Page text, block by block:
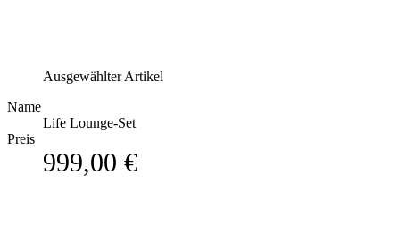
Ausgewählter Artikel
Name
Life Lounge-Set
Preis
999,00 €